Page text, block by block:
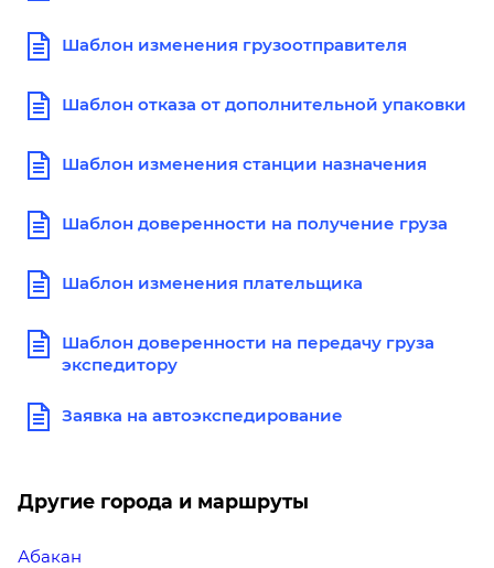
Шаблон изменения грузоотправителя
Шаблон отказа от дополнительной упаковки
Шаблон изменения станции назначения
Шаблон доверенности на получение груза
Шаблон изменения плательщика
Шаблон доверенности на передачу груза
экспедитору
Заявка на автоэкспедирование
Другие города и маршруты
Абакан